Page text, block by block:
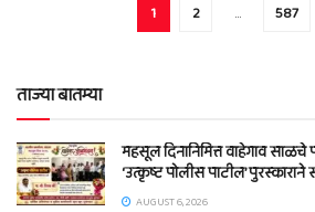
1 2 … 587
ताज्या बातम्या
महसूल दिनानिमित्त वाहेगाव
‘उत्कृष्ट पोलीस पाटील’ पुरस्काराने
AUGUST 6, 2026